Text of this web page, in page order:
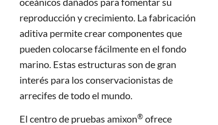
reproducción y crecimiento. La fabricación
aditiva permite crear componentes que
pueden colocarse fácilmente en el fondo
marino. Estas estructuras son de gran
interés para los conservacionistas de
arrecifes de todo el mundo.
El centro de pruebas amixon® ofrece